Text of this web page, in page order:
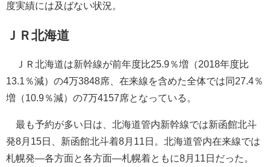
度実績には及ばない状況。
ＪＲ北海道
ＪＲ北海道は新幹線が前年度比25.9％増（2018年度比
13.1％減）の4万3848席、在来線を含めた全体では同27.4％
増（10.9％減）の7万4157席となっている。
最も予約が多い日は、北海道管内新幹線では新函館北斗
発8月15日、新函館北斗着8月11日。北海道管内在来線では
札幌発―各方面と各方面―札幌着ともに8月11日だった。